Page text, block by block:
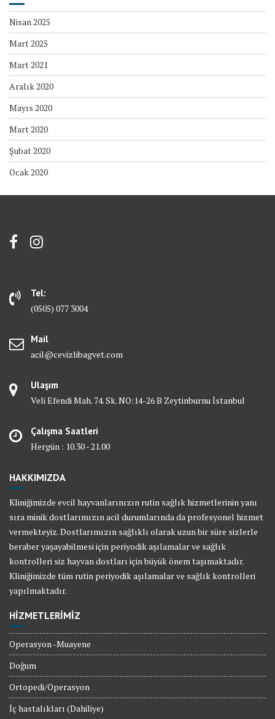
Nisan 2025
Mart 2025
Mart 2021
Aralık 2020
Mayıs 2020
Mart 2020
Şubat 2020
Ocak 2020
Tel:
(0505) 077 3004
Mail
acil@cevizlibagvet.com
Ulaşım
Veli Efendi Mah. 74. Sk. NO:14-26 B Zeytinburnu İstanbul
Çalışma Saatleri
Hergün : 10.30 - 21.00
HAKKIMIZDA
Kliniğimizde evcil hayvanlarınızın rutin sağlık hizmetlerinin yanı
sıra minik dostlarımızın acil durumlarında da profesyonel hizmet
vermekteyiz. Dostlarımızın sağlıklı olarak uzun bir süre sizlerle
beraber yaşayabilmesi için periyodik aşılamalar ve sağlık
kontrolleri siz hayvan dostları için büyük önem taşımaktadır.
Kliniğimizde tüm rutin periyodik aşılamalar ve sağlık kontrolleri
yapılmaktadır.
HİZMETLERİMİZ
Operasyon -Muayene
Doğum
Ortopedi/Operasyon
İç hastalıkları (Dahiliye)